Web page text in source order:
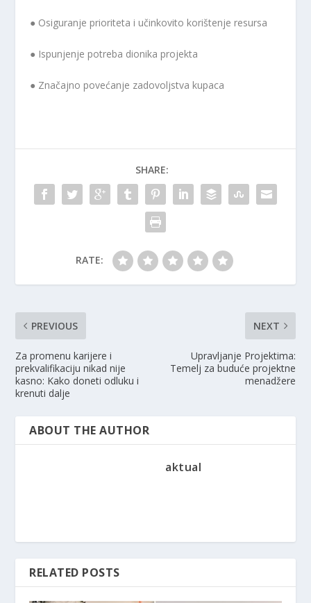
● Osiguranje prioriteta i učinkovito korištenje resursa
● Ispunjenje potreba dionika projekta
● Značajno povećanje zadovoljstva kupaca
SHARE:
RATE:
PREVIOUS
Za promenu karijere i
prekvalifikaciju nikad nije
kasno: Kako doneti odluku i
krenuti dalje
NEXT
Upravljanje Projektima:
Temelj za buduće projektne
menadžere
ABOUT THE AUTHOR
aktual
RELATED POSTS